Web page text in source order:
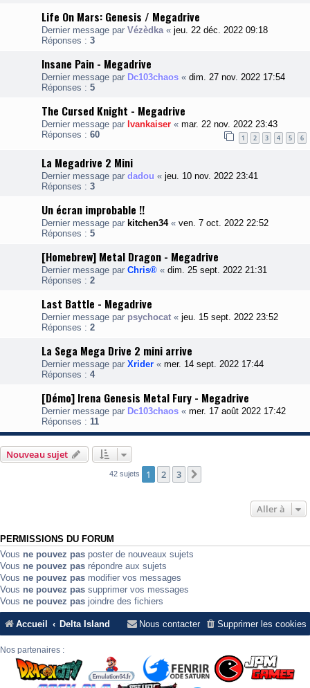
Life On Mars: Genesis / Megadrive
Dernier message par Vézèdka« jeu. 22 déc. 2022 09:18
Réponses : 3
Insane Pain - Megadrive
Dernier message par Dc103chaos « dim. 27 nov. 2022 17:54
Réponses : 5
The Cursed Knight - Megadrive
Dernier message par Ivankaiser « mar. 22 nov. 2022 23:43
Réponses : 60 1 2 3 4 5 6
La Megadrive 2 Mini
Dernier message par dadou « jeu. 10 nov. 2022 23:41
Réponses : 3
Un écran improbable !!
Dernier message par kitchen34« ven. 7 oct. 2022 22:52
Réponses : 5
[Homebrew] Metal Dragon - Megadrive
Dernier message par Chris® « dim. 25 sept. 2022 21:31
Réponses : 2
Last Battle - Megadrive
Dernier message par psychocat « jeu. 15 sept. 2022 23:52
Réponses : 2
La Sega Mega Drive 2 mini arrive
Dernier message par Xrider « mer. 14 sept. 2022 17:44
Réponses : 4
[Démo] Irena Genesis Metal Fury - Megadrive
Dernier message par Dc103chaos « mer. 17 août 2022 17:42
Réponses : 11
Nouveau sujet
42 sujets 1 2 3
Aller à
PERMISSIONS DU FORUM
Vous ne pouvez pas poster de nouveaux sujets
Vous ne pouvez pas répondre aux sujets
Vous ne pouvez pas modifier vos messages
Vous ne pouvez pas supprimer vos messages
Vous ne pouvez pas joindre des fichiers
Accueil Delta Island Supprimer les cookies
Nous contacter
Nos partenaires :